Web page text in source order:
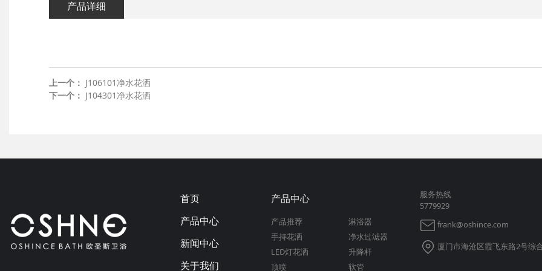
产品详细
上一个： J106101净水花洒
下一个： J104301净水花洒
首页
产品中心
新闻中心
关于我们
产品中心
产品推荐
手持花洒
LED灯花洒
顶喷
淋浴器
净水过滤器
升降杆
软管
服务热线
5779929
frank@oshince.com
厦门市海沧区霞飞东路2号综